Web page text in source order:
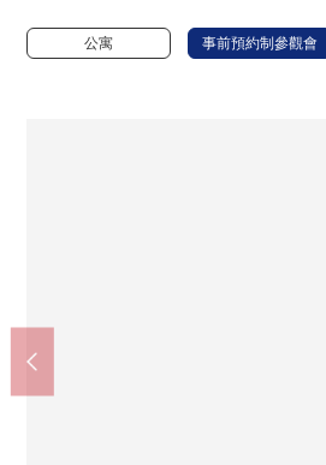
公寓 事前預約制參觀會